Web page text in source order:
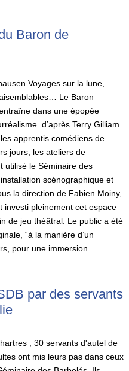
Baron de
Voyages sur la lune,
Le Baron
dans une épopée
d’après Terry Gilliam
apprentis comédiens de
jours, les ateliers de
utilisé le Séminaire des
scénographique et
la direction de Fabien Moiny,
investi pleinement cet espace
de jeu théâtral. Le public a été
“à la manière d’un
pour une immersion...
par des servants
, 30 servants d'autel de
ont mis leurs pas dans ceux